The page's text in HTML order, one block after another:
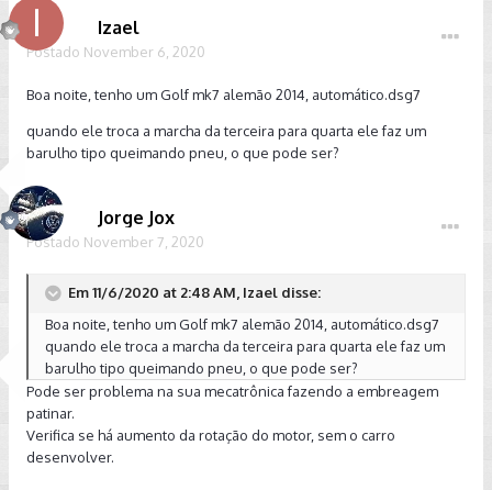
Izael
Postado November 6, 2020
Boa noite, tenho um Golf mk7 alemão 2014, automático.dsg7
quando ele troca a marcha da terceira para quarta ele faz um
barulho tipo queimando pneu, o que pode ser?
Jorge Jox
Postado November 7, 2020
Em 11/6/2020 at 2:48 AM, Izael disse:
Boa noite, tenho um Golf mk7 alemão 2014, automático.dsg7
quando ele troca a marcha da terceira para quarta ele faz um
barulho tipo queimando pneu, o que pode ser?
Pode ser problema na sua mecatrônica fazendo a embreagem
patinar.
Verifica se há aumento da rotação do motor, sem o carro
desenvolver.